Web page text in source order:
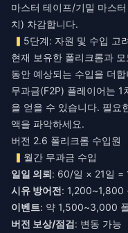
마스터 테이프/기밀 마스
치) 차감합니다.
5단계: 자원 및 수입 고
현재 보유한 폴리크롬과
동안 예상되는 수입을 더합
무과금(F2P) 플레이어는
을 얻을 수 있습니다. 필요
액을 파악하세요.
버전 2.6 폴리크롬 수입원
월간 무과금 수입
일일 의뢰: 60/일 × 21일 =
시유 방어전: 1,200~1,800
이벤트: 약 1,500~3,000
버전 보상/점검: 변동 가능